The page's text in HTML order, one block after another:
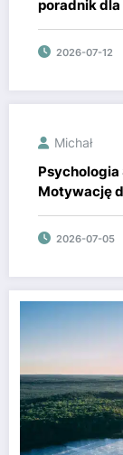
poradnik dla
2026-07-12
Michał
Motywację
Dzień
2026-07-05